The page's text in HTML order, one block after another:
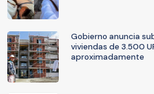
Gobierno anuncia
viviendas de 3.500
aproximadamente